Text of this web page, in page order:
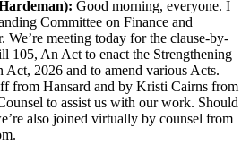
Good morning, everyone. I
Committee on Finance and
meeting today for the clause-by-
105, An Act to enact the Strengthening
2026 and to amend various Acts.
from Hansard and by Kristi Cairns from
to assist us with our work. Should
also joined virtually by counsel from